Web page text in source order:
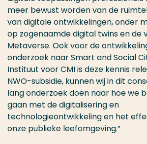
meer bewust worden van de
van digitale ontwikkelingen, onder
op zogenaamde digital twins en de
Metaverse. Ook voor de
onderzoek naar Smart and Social
Instituut voor CMI is deze kennis
NWO-subsidie, kunnen wij in dit
lang onderzoek doen naar hoe we
gaan met de digitalisering en
technologieontwikkeling en het
onze publieke leefomgeving.”